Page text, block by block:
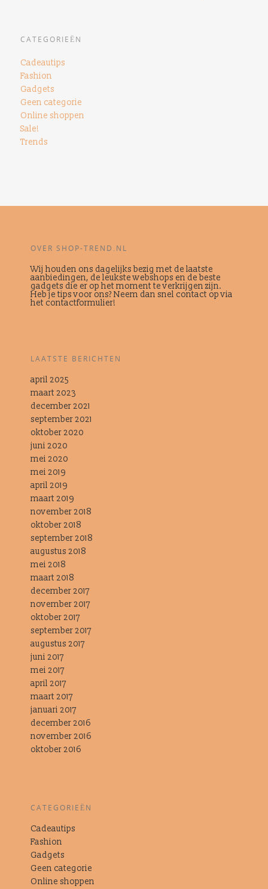
CATEGORIEËN
Cadeautips
Fashion
Gadgets
Geen categorie
Online shoppen
Sale!
Trends
OVER SHOP-TREND.NL
Wij houden ons dagelijks bezig met de laatste
aanbiedingen, de leukste webshops en de beste
gadgets die er op het moment te verkrijgen zijn.
Heb je tips voor ons? Neem dan snel contact op via
het contactformulier!
LAATSTE BERICHTEN
april 2025
maart 2023
december 2021
september 2021
oktober 2020
juni 2020
mei 2020
mei 2019
april 2019
maart 2019
november 2018
oktober 2018
september 2018
augustus 2018
mei 2018
maart 2018
december 2017
november 2017
oktober 2017
september 2017
augustus 2017
juni 2017
mei 2017
april 2017
maart 2017
januari 2017
december 2016
november 2016
oktober 2016
CATEGORIEËN
Cadeautips
Fashion
Gadgets
Geen categorie
Online shoppen